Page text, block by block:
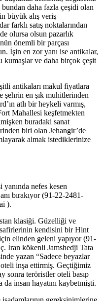
daha fazla çeşidi olan
büyük alış veriş
farklı satış noktalarından
olursa olsun pazarlık
önemli bir parçası
İşin en zor yanı ise antikalar,
kumaşlar ve daha birçok çeşit
antikaları makul fiyatlara
şehrin en şık muhitlerinden
atlı bir heykeli varmış,
Mahallesi keşfetmekten
buradaki sanat
biri olan Jehangir’de
almak istediklerinize
nefes kesen
bırakıyor (91-22-2481-
).
klasiği. Güzelliği ve
kendisini bir Hint
elinden geleni yapıyor (91-
İran kökenli Jamshedji Tata
yazan “Sadece beyazlar
oteli inşa ettirmiş. Geçtiğimiz
sonra teröristler oteli basıp
da insan hayatını kaybetmişti.